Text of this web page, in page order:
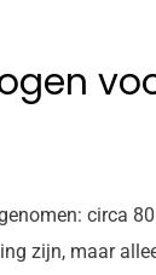
circa
zijn, maar